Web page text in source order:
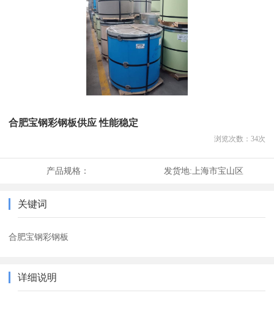
合肥宝钢彩钢板供应 性能稳定
浏览次数： 34次
产品规格： 发货地: 上海市宝山区
关键词
合肥宝钢彩钢板
详细说明